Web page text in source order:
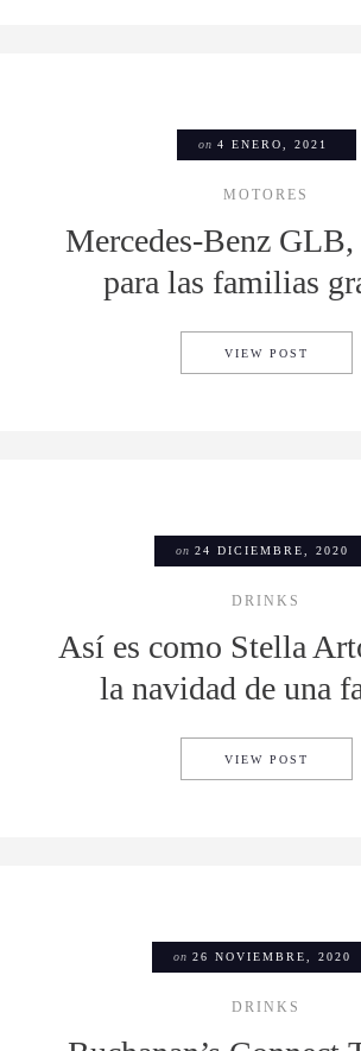
on 4 ENERO, 2021
MOTORES
Mercedes-Benz GLB,
para las familias
VIEW POST
on 24 DICIEMBRE, 2020
DRINKS
Así es como Stella
la navidad de una
VIEW POST
on 26 NOVIEMBRE, 2020
DRINKS